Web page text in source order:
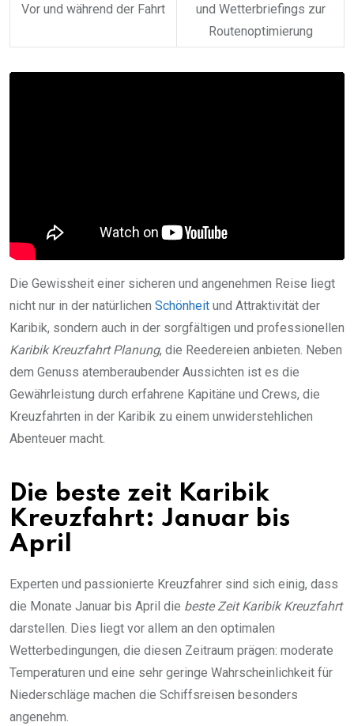
Vor und während der Fahrt
und Wetterbriefings zur
Routenoptimierung
Die Gewissheit einer sicheren und angenehmen Reise liegt
nicht nur in der natürlichen Schönheit und Attraktivität der
Karibik, sondern auch in der sorgfältigen und professionellen
Karibik Kreuzfahrt Planung, die Reedereien anbieten. Neben
dem Genuss atemberaubender Aussichten ist es die
Gewährleistung durch erfahrene Kapitäne und Crews, die
Kreuzfahrten in der Karibik zu einem unwiderstehlichen
Abenteuer macht.
Die beste zeit Karibik
Kreuzfahrt: Januar bis
April
Experten und passionierte Kreuzfahrer sind sich einig, dass
die Monate Januar bis April die beste Zeit Karibik Kreuzfahrt
darstellen. Dies liegt vor allem an den optimalen
Wetterbedingungen, die diesen Zeitraum prägen: moderate
Temperaturen und eine sehr geringe Wahrscheinlichkeit für
Niederschläge machen die Schiffsreisen besonders
angenehm.